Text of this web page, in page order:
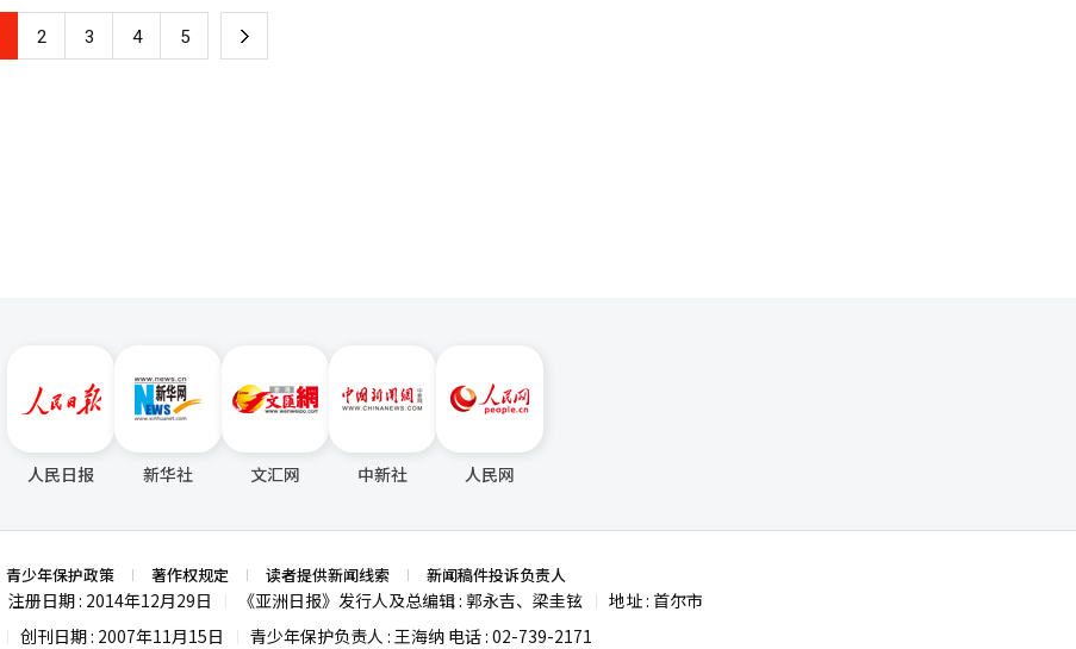
我们将担任G20主席国。今年连续两年受邀参加G7峰会，显示了国际社会对我们国
瓦台一位核心人士表示：“特朗普总统表达了为朝鲜半岛问题进展所需的角色的强
和平做出贡献的方案，并表示将与李总统保持密切沟通。” 据悉，特朗普总统对李
” 青瓦台认为，此次G7的参与具有确保以国家利益为中心的务实外交动能的重要
成员国和包括我国在内的5个受邀国及主要国际组织在内的议题，内容包括：建立新
、确保安全、快速和高效的人工智能引入方案。※ 本报道经人工智能（AI）系统翻
2 3 4 5 下
人民日报 新华社 文汇网 中新社 人民网
青少年保护政策 著作权规定 读者提供新闻线索 新闻稿件投诉负责人
注册日期 : 2014年12月29日 《亚洲日报》发行人及总编辑 : 郭永吉、梁圭铉
地址 : 首尔市
创刊日期 : 2007年11月15日 青少年保护负责人 : 王海纳 电话 : 02-739-2171